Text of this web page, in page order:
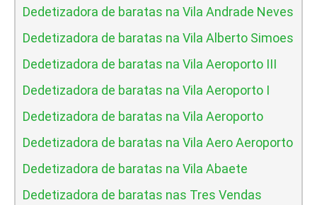
Dedetizadora de baratas na Vila Andrade Neves
Dedetizadora de baratas na Vila Alberto Simoes
Dedetizadora de baratas na Vila Aeroporto III
Dedetizadora de baratas na Vila Aeroporto I
Dedetizadora de baratas na Vila Aeroporto
Dedetizadora de baratas na Vila Aero Aeroporto
Dedetizadora de baratas na Vila Abaete
Dedetizadora de baratas nas Tres Vendas